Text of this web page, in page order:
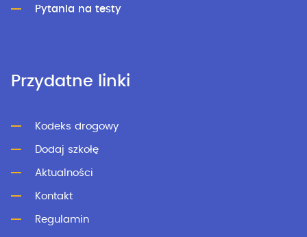
Pytania na testy
Przydatne linki
Kodeks drogowy
Dodaj szkołę
Aktualności
Kontakt
Regulamin